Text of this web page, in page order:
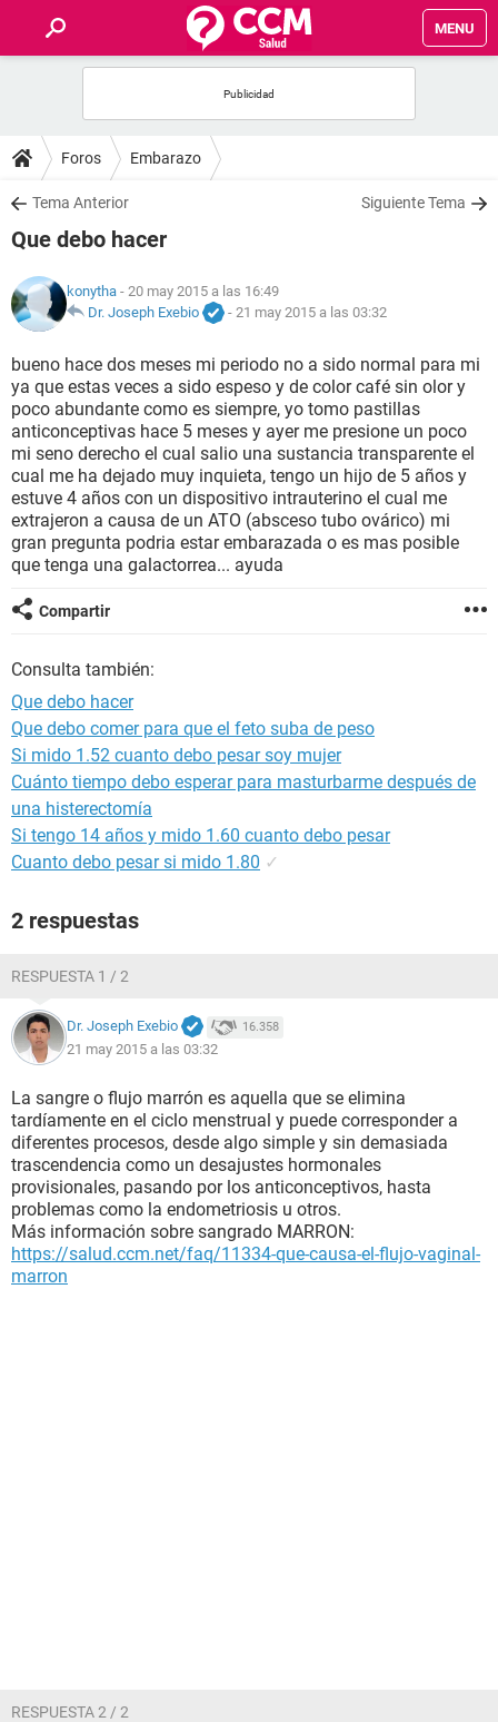
MENU
FOROS
SALUD
FAMILIA
NUTRICIÓN
BIENESTAR
SEXUALIDAD
GLOSARIO
Foros Embarazo
Tema Anterior Siguiente Tema
Que debo hacer
konytha - 20 may 2015 a las 16:49
Dr. Joseph Exebio
- 21 may 2015 a las 03:32
bueno hace dos meses mi periodo no a sido normal para mi
ya que estas veces a sido espeso y de color café sin olor y
poco abundante como es siempre, yo tomo pastillas
anticonceptivas hace 5 meses y ayer me presione un poco
mi seno derecho el cual salio una sustancia transparente el
cual me ha dejado muy inquieta, tengo un hijo de 5 años y
estuve 4 años con un dispositivo intrauterino el cual me
extrajeron a causa de un ATO (absceso tubo ovárico) mi
gran pregunta podria estar embarazada o es mas posible
que tenga una galactorrea... ayuda
Compartir
Consulta también:
Que debo hacer
Que debo comer para que el feto suba de peso
Si mido 1.52 cuanto debo pesar soy mujer
Cuánto tiempo debo esperar para masturbarme después de
una histerectomía
Si tengo 14 años y mido 1.60 cuanto debo pesar
Cuanto debo pesar si mido 1.80 ✓
2 respuestas
RESPUESTA 1 / 2
Dr. Joseph Exebio 16.358
21 may 2015 a las 03:32
La sangre o flujo marrón es aquella que se elimina
tardíamente en el ciclo menstrual y puede corresponder a
diferentes procesos, desde algo simple y sin demasiada
trascendencia como un desajustes hormonales
provisionales, pasando por los anticonceptivos, hasta
problemas como la endometriosis u otros.
Más información sobre sangrado MARRON:
https://salud.ccm.net/faq/11334-que-causa-el-flujo-vaginal-
marron
RESPUESTA 2 / 2